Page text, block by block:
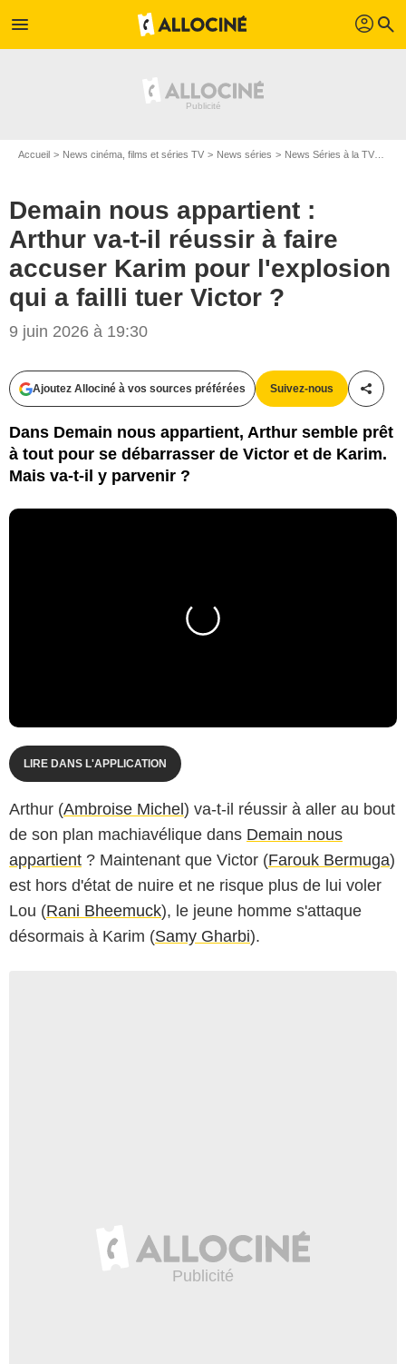
menu profil search
Accueil News cinéma, films et séries TV News séries News Séries à la TV
Demain nous appartient :
Arthur va-t-il réussir à faire
accuser Karim pour l'explosion
qui a failli tuer Victor ?
9 juin 2026 à 19:30
Ajoutez Allociné à vos sources préférées Suivez-nous
Dans Demain nous appartient, Arthur semble prêt
à tout pour se débarrasser de Victor et de Karim.
Mais va-t-il y parvenir ?
LIRE DANS L'APPLICATION
Arthur (Ambroise Michel) va-t-il réussir à aller au bout
de son plan machiavélique dans Demain nous
appartient ? Maintenant que Victor (Farouk Bermuga)
est hors d'état de nuire et ne risque plus de lui voler
Lou (Rani Bheemuck), le jeune homme s'attaque
désormais à Karim (Samy Gharbi).